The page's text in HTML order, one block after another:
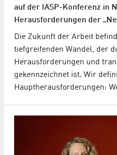
auf der IASP-Konferenz in
Herausforderungen der
Die Zukunft der Arbeit
tiefgreifenden Wandel, der
Herausforderungen und
gekennzeichnet ist. Wir
Hauptherausforderungen: